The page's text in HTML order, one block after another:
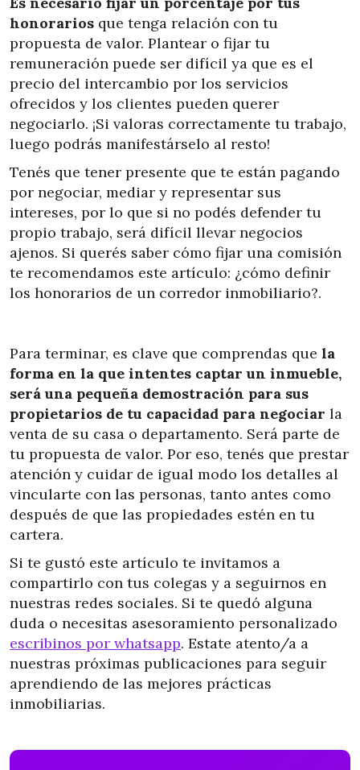
honorarios que tenga relación con tu
propuesta de valor. Plantear o fijar tu
remuneración puede ser difícil ya que es el
precio del intercambio por los servicios
ofrecidos y los clientes pueden querer
negociarlo. ¡Si valoras correctamente tu trabajo,
luego podrás manifestárselo al resto!
Tenés que tener presente que te están pagando
por negociar, mediar y representar sus
intereses, por lo que si no podés defender tu
propio trabajo, será difícil llevar negocios
ajenos. Si querés saber cómo fijar una comisión
te recomendamos este artículo: ¿cómo definir
los honorarios de un corredor inmobiliario?.
Para terminar, es clave que comprendas que la
forma en la que intentes captar un inmueble,
será una pequeña demostración para sus
propietarios de tu capacidad para negociar la
venta de su casa o departamento. Será parte de
tu propuesta de valor. Por eso, tenés que prestar
atención y cuidar de igual modo los detalles al
vincularte con las personas, tanto antes como
después de que las propiedades estén en tu
cartera.
Si te gustó este artículo te invitamos a
compartirlo con tus colegas y a seguirnos en
nuestras redes sociales. Si te quedó alguna
duda o necesitas asesoramiento personalizado
escribinos por whatsapp. Estate atento/a a
nuestras próximas publicaciones para seguir
aprendiendo de las mejores prácticas
inmobiliarias.